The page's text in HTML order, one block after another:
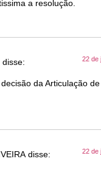
a resolução.
disse: 22 de
da Articulação
disse: 22 de